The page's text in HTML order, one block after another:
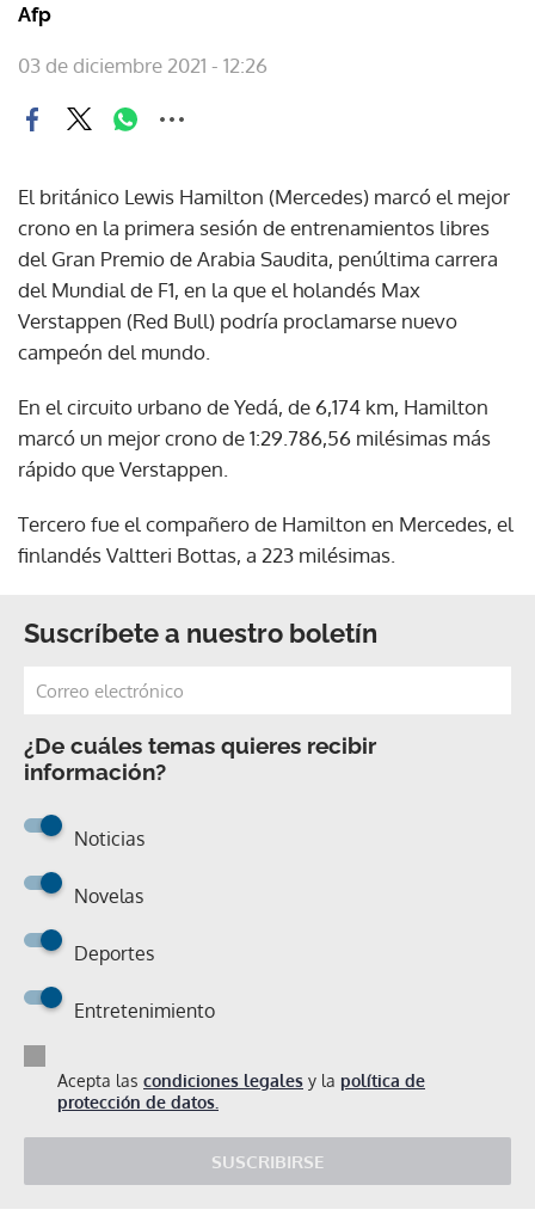
Afp
03 de diciembre 2021 - 12:26
El británico Lewis Hamilton (Mercedes) marcó el mejor
crono en la primera sesión de entrenamientos libres
del Gran Premio de Arabia Saudita, penúltima carrera
del Mundial de F1, en la que el holandés Max
Verstappen (Red Bull) podría proclamarse nuevo
campeón del mundo.
En el circuito urbano de Yedá, de 6,174 km, Hamilton
marcó un mejor crono de 1:29.786,56 milésimas más
rápido que Verstappen.
Tercero fue el compañero de Hamilton en Mercedes, el
finlandés Valtteri Bottas, a 223 milésimas.
Suscríbete a nuestro boletín
¿De cuáles temas quieres recibir
información?
Noticias
Novelas
Deportes
Entretenimiento
Acepta las condiciones legales y la política de
protección de datos.
SUSCRIBIRSE